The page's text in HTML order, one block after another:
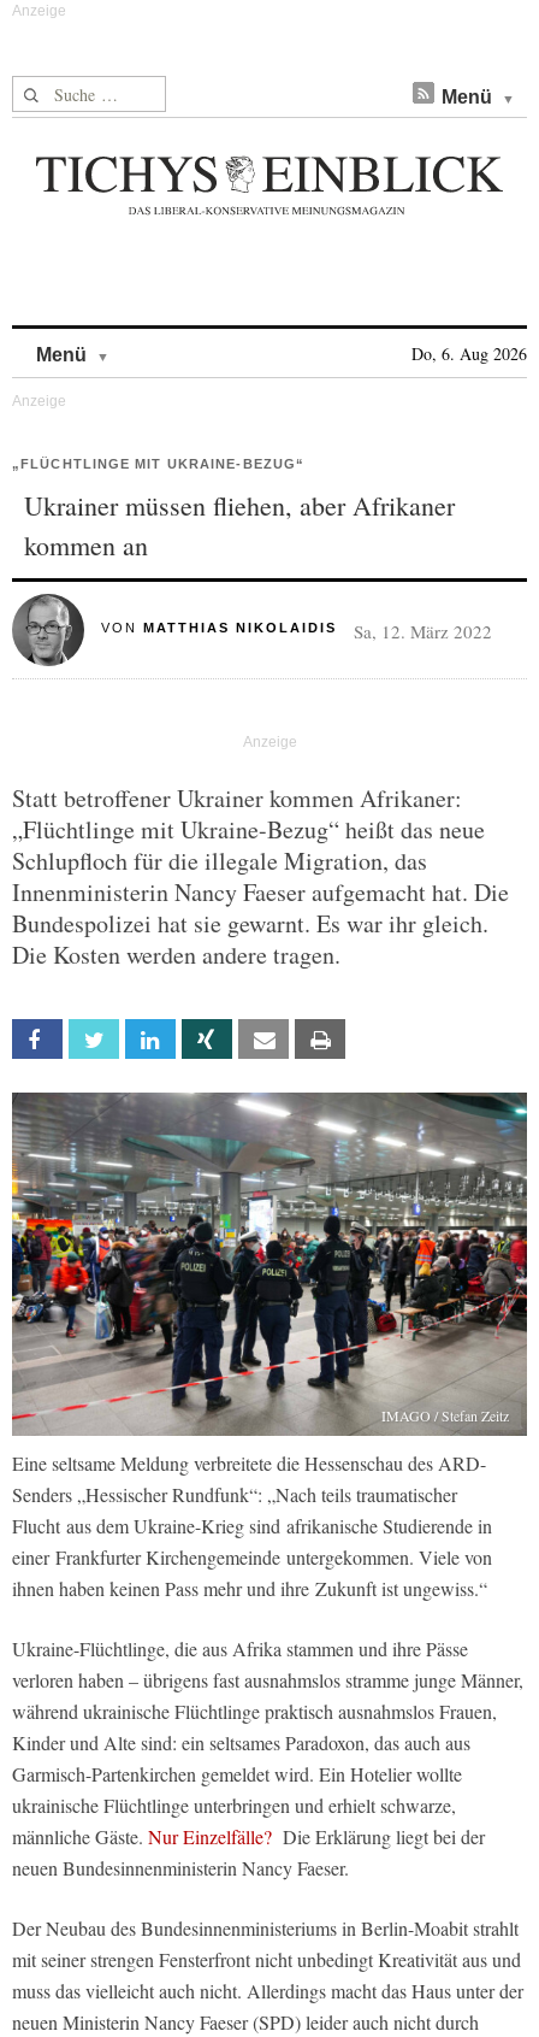
Suche nach: Menü
Menü Do, 6. Aug 2026
„FLÜCHTLINGE MIT UKRAINE-BEZUG“
Ukrainer müssen fliehen, aber Afrikaner
kommen an
VON MATTHIAS NIKOLAIDIS Sa, 12. März 2022
Statt betroffener Ukrainer kommen Afrikaner:
„Flüchtlinge mit Ukraine-Bezug“ heißt das neue
Schlupfloch für die illegale Migration, das
Innenministerin Nancy Faeser aufgemacht hat. Die
Bundespolizei hat sie gewarnt. Es war ihr gleich.
Die Kosten werden andere tragen.
Facebook Twitter Linkedin Xing Email
IMAGO / Stefan Zeitz
Eine seltsame Meldung verbreitete die Hessenschau des ARD-
Senders „Hessischer Rundfunk“: „Nach teils traumatischer
Flucht aus dem Ukraine-Krieg sind afrikanische Studierende in
einer Frankfurter Kirchengemeinde untergekommen. Viele von
ihnen haben keinen Pass mehr und ihre Zukunft ist ungewiss.“
Ukraine-Flüchtlinge, die aus Afrika stammen und ihre Pässe
verloren haben – übrigens fast ausnahmslos stramme junge Männer,
während ukrainische Flüchtlinge praktisch ausnahmslos Frauen,
Kinder und Alte sind: ein seltsames Paradoxon, das auch aus
Garmisch-Partenkirchen gemeldet wird. Ein Hotelier wollte
ukrainische Flüchtlinge unterbringen und erhielt schwarze,
männliche Gäste. Nur Einzelfälle? Die Erklärung liegt bei der
neuen Bundesinnenministerin Nancy Faeser.
Der Neubau des Bundesinnenministeriums in Berlin-Moabit strahlt
mit seiner strengen Fensterfront nicht unbedingt Kreativität aus und
muss das vielleicht auch nicht. Allerdings macht das Haus unter der
neuen Ministerin Nancy Faeser (SPD) leider auch nicht durch